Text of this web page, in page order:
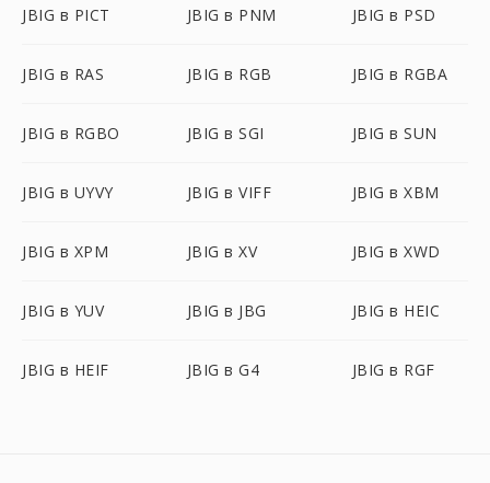
JBIG в PICT JBIG в PNM JBIG в PSD
JBIG в RAS JBIG в RGB JBIG в RGBA
JBIG в RGBO JBIG в SGI JBIG в SUN
JBIG в UYVY JBIG в VIFF JBIG в XBM
JBIG в XPM JBIG в XV JBIG в XWD
JBIG в YUV JBIG в JBG JBIG в HEIC
JBIG в HEIF JBIG в G4 JBIG в RGF